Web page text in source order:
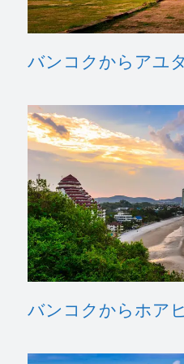
バンコクからアユ
バンコクからホア